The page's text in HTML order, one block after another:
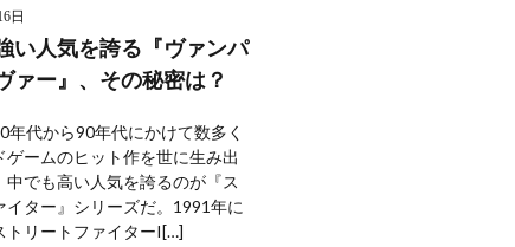
日
い人気を誇る『ヴァンパ
ァー』、その秘密は？
年代から90年代にかけて数多く
ゲームのヒット作を世に生み出
中でも高い人気を誇るのが『ス
イター』シリーズだ。1991年に
トリートファイターI[…]